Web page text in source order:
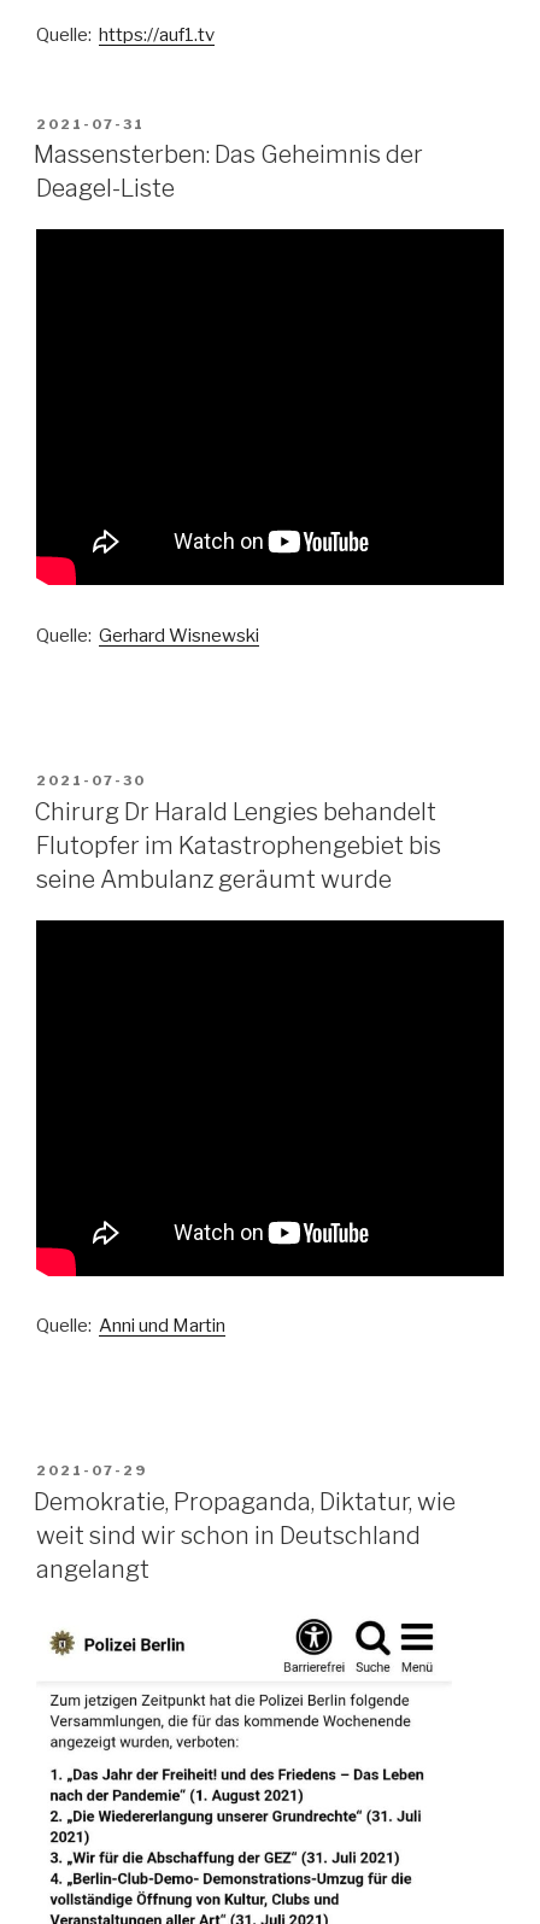
Quelle: https://auf1.tv
VERÖFFENTLICHT
AM
2021-07-31
Massensterben: Das Geheimnis der
Deagel-Liste
Quelle: Gerhard Wisnewski
VERÖFFENTLICHT
AM
2021-07-30
Chirurg Dr Harald Lengies behandelt
Flutopfer im Katastrophengebiet bis
seine Ambulanz geräumt wurde
Quelle: Anni und Martin
VERÖFFENTLICHT
AM
2021-07-29
Demokratie, Propaganda, Diktatur, wie
weit sind wir schon in Deutschland
angelangt